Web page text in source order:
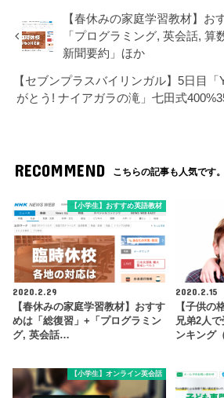
【春休みの家庭学習教材】お
「プログラミング, 英会話, 算
新聞要約」ほか
【セブンプラスバイリンガル】5日目「
がとう! ナイアガラの滝」七田式
RECOMMEND こちらの記事も人気です。
【小学生】おすすめ英語教材
2020.2.29
【春休みの家庭学習教材】おすす
めは「総復習」+「プログラミン
グ, 英会話…
2020.2.15
【子供の
兄弟2人
ンキング
【小学生】オンライン英会話